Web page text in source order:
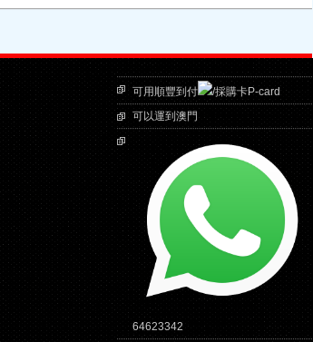
可用順豐到付
/採購卡P-card
可以運到澳門
64623342